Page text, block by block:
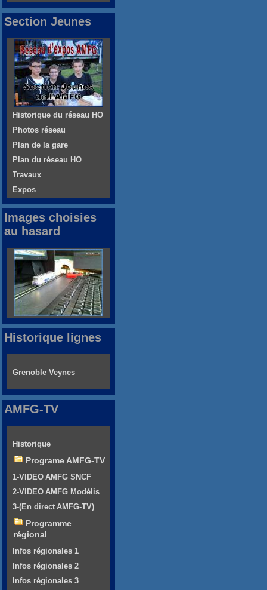
Section Jeunes
Historique du réseau HO
Photos réseau
Plan de la gare
Plan du réseau HO
Travaux
Expos
Images choisies
au hasard
Historique lignes
Grenoble Veynes
AMFG-TV
Historique
Programe AMFG-TV
1-VIDEO AMFG SNCF
2-VIDEO AMFG Modélis
3-(En direct AMFG-TV)
Programme
régional
Infos régionales 1
Infos régionales 2
Infos régionales 3